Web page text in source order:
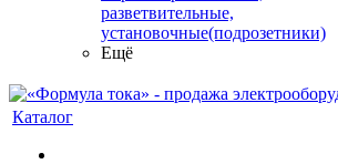
разветвительные,
установочные(подрозетники)
Ещё
Каталог